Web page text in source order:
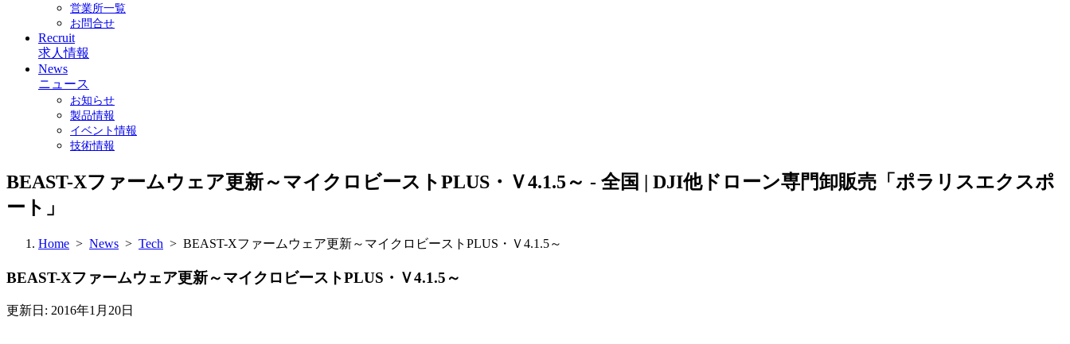
営業所一覧
お問合せ
Recruit
求人情報
News
ニュース
お知らせ
製品情報
イベント情報
技術情報
BEAST-Xファームウェア更新～マイクロビーストPLUS・Ｖ4.1.5～ - 全国 | DJI他ドローン専門卸販売「ポラリスエクスポ
ート」
Home > News > Tech > BEAST-Xファームウェア更新～マイクロビーストPLUS・Ｖ4.1.5～
BEAST-Xファームウェア更新～マイクロビーストPLUS・Ｖ4.1.5～
更新日: 2016年1月20日